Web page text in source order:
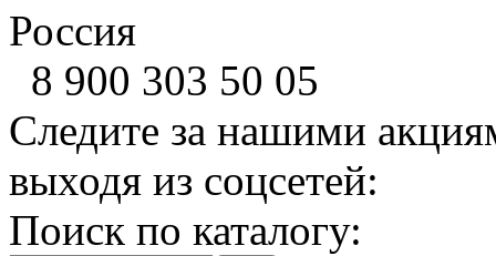
Россия
8 900 303 50 05
Следите за нашими
выходя из соцсетей:
Поиск по каталогу: